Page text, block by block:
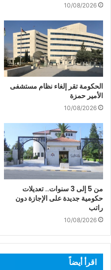
10/08/2026
الحكومة تقر إلغاء نظام مستشفى
الأمير حمزة
10/08/2026
من 5 إلى 3 سنوات.. تعديلات
حكومية جديدة على الإجازة دون
راتب
10/08/2026
اقرأ أيضاً